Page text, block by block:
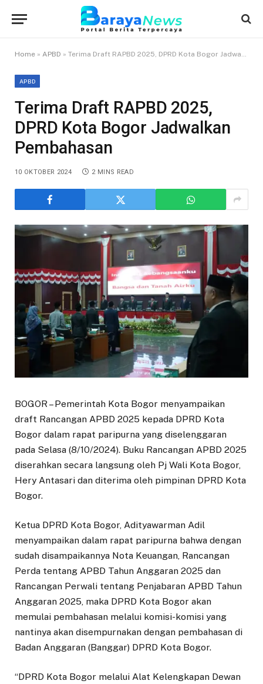
Home » APBD » Terima Draft RAPBD 2025, DPRD Kota Bogor Jadwalkan Pembahasan
APBD
Terima Draft RAPBD 2025,
DPRD Kota Bogor Jadwalkan
Pembahasan
10 OKTOBER 2024 2 MINS READ
BOGOR – Pemerintah Kota Bogor menyampaikan
draft Rancangan APBD 2025 kepada DPRD Kota
Bogor dalam rapat paripurna yang diselenggaran
pada Selasa (8/10/2024). Buku Rancangan APBD 2025
diserahkan secara langsung oleh Pj Wali Kota Bogor,
Hery Antasari dan diterima oleh pimpinan DPRD Kota
Bogor.
Ketua DPRD Kota Bogor, Adityawarman Adil
menyampaikan dalam rapat paripurna bahwa dengan
sudah disampaikannya Nota Keuangan, Rancangan
Perda tentang APBD Tahun Anggaran 2025 dan
Rancangan Perwali tentang Penjabaran APBD Tahun
Anggaran 2025, maka DPRD Kota Bogor akan
memulai pembahasan melalui komisi-komisi yang
nantinya akan disempurnakan dengan pembahasan di
Badan Anggaran (Banggar) DPRD Kota Bogor.
“DPRD Kota Bogor melalui Alat Kelengkapan Dewan